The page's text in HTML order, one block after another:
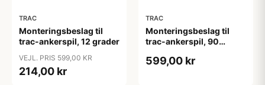
TRAC
Monteringsbeslag til
trac-ankerspil, 12 grader
VEJL. PRIS 599,00 KR
214,00 kr
TRAC
Monteringsbeslag til
trac-ankerspil, 90
599,00 kr